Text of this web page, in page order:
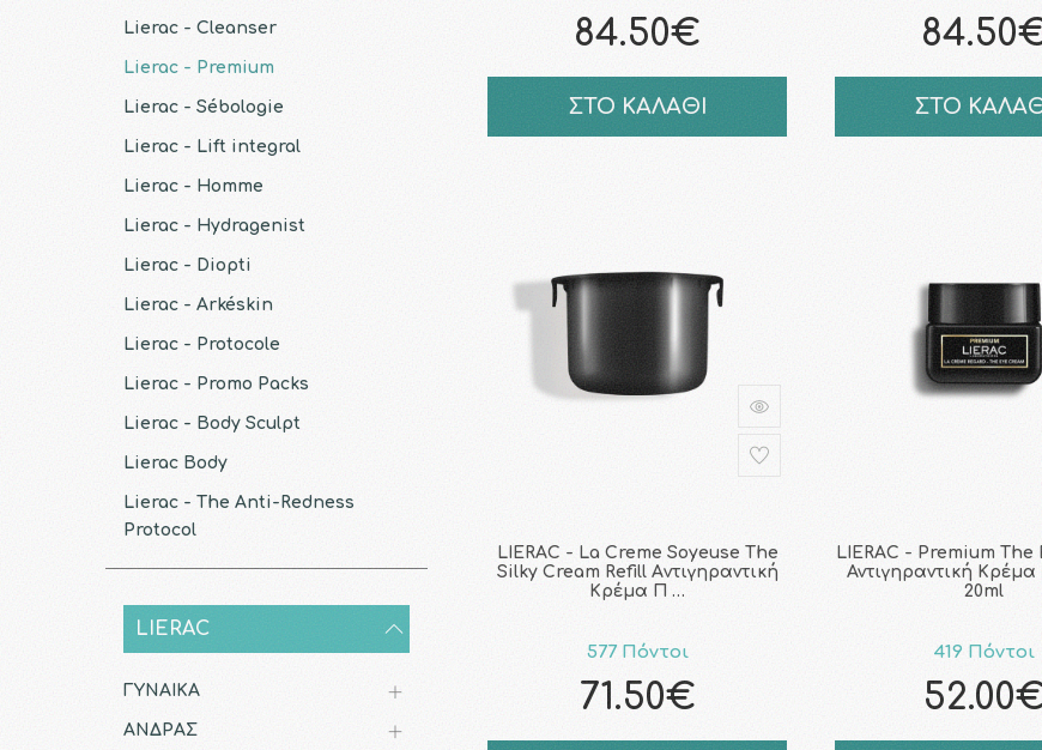
Lierac - Cleanser
Lierac - Premium
Lierac - Sébologie
Lierac - Lift integral
Lierac - Homme
Lierac - Hydragenist
Lierac - Diopti
Lierac - Arkéskin
Lierac - Protocole
Lierac - Promo Packs
Lierac - Body Sculpt
Lierac Body
Lierac - The Anti-Redness
Protocol
LIERAC
ΓΥΝΑΙΚΑ
ΑΝΔΡΑΣ
84.50€
ΣΤΟ ΚΑΛΑΘΙ ΣΤΟ
LIERAC - La Creme Soyeuse The
Silky Cream Refill Aντιγηραντική
Kρέμα Π …
577 Πόντοι
71.50€
LIERAC - Premium The
Αντιγηραντική Κρέμα
20ml
419 Πόντοι